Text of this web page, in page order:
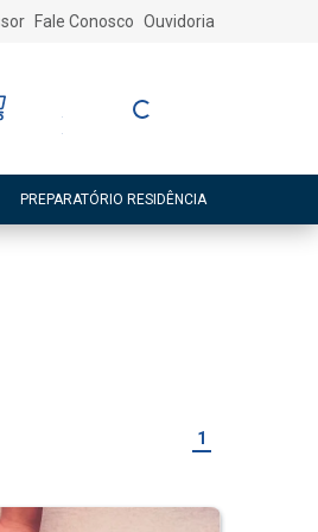
Fale Conosco Ouvidoria
Entre ou Cadastre-
PREPARATÓRIO RESIDÊNCIA
1